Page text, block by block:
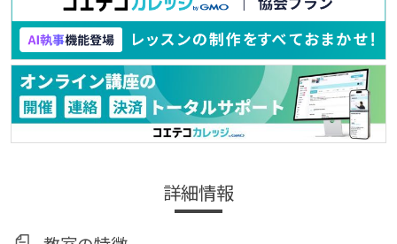
詳細情報